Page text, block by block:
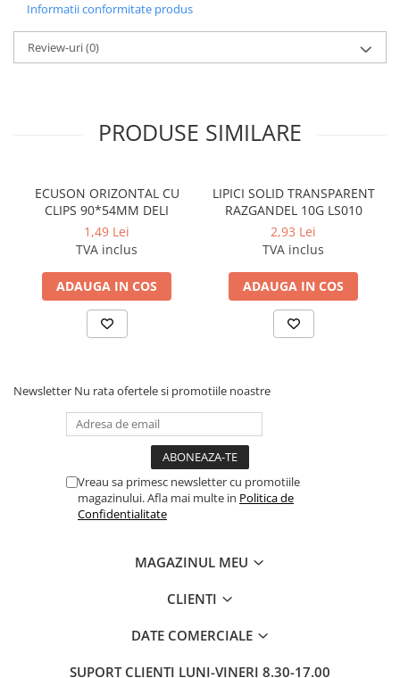
sabloane, truse geometrie
Foarfeci
Markere evidentiatoare text
Markere permanente
Markere speciale pentru desen
Pixuri si rezerve
Carti si jocuri pentru copii
Carti de colorat si povestit
Jocuri / Party
Coperti scolare
Cerneala si rezerva pentru stilou
Informatii conformitate produs
Review-uri(0)
PRODUSE SIMILARE
ECUSON ORIZONTAL CU
CLIPS 90*54MM DELI
1,49 Lei
TVA inclus
ADAUGA IN COS
LIPICI SOLID TRANSPARENT
RAZGANDEL 10G LS010
2,93 Lei
TVA inclus
ADAUGA IN COS
Newsletter Nu rata ofertele si promotiile noastre
Vreau sa primesc newsletter cu promotiile
magazinului. Afla mai multe in Politica de
Confidentialitate
MAGAZINUL MEU
CLIENTI
DATE COMERCIALE
SUPORT CLIENTI LUNI-VINERI 8.30-17.00